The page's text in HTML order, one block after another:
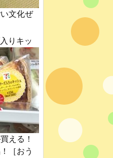
文化ぜ
りキッ
える！
［おう